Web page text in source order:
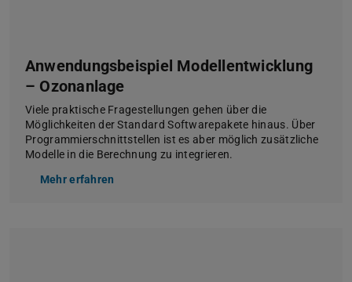
Anwendungsbeispiel Modellentwicklung
– Ozonanlage
Viele praktische Fragestellungen gehen über die
Möglichkeiten der Standard Softwarepakete hinaus. Über
Programmierschnittstellen ist es aber möglich zusätzliche
Modelle in die Berechnung zu integrieren.
Mehr erfahren